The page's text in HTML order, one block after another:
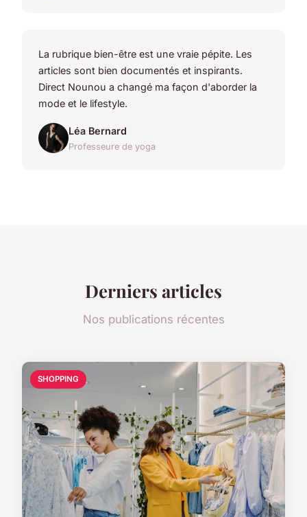
La rubrique bien-être est une vraie pépite. Les
articles sont bien documentés et inspirants.
Direct Nounou a changé ma façon d'aborder la
mode et le lifestyle.
Léa Bernard
Professeure de yoga
Derniers articles
Nos publications récentes
SHOPPING